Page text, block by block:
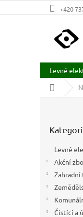
na
+420
Levné
Domů
kategorie
Levné
Akční
Čistící a